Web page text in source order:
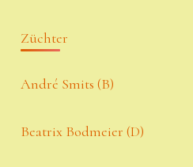
Züchter
André Smits (B)
Beatrix Bodmeier (D)